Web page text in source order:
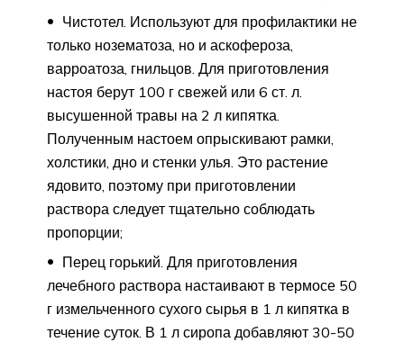
Чистотел. Используют для профилактики не
только нозематоза, но и аскофероза,
варроатоза, гнильцов. Для приготовления
настоя берут 100 г свежей или 6 ст. л.
высушенной травы на 2 л кипятка.
Полученным настоем опрыскивают рамки,
холстики, дно и стенки улья. Это растение
ядовито, поэтому при приготовлении
раствора следует тщательно соблюдать
пропорции;
Перец горький. Для приготовления
лечебного раствора настаивают в термосе 50
г измельченного сухого сырья в 1 л кипятка в
течение суток. В 1 л сиропа добавляют 30-50